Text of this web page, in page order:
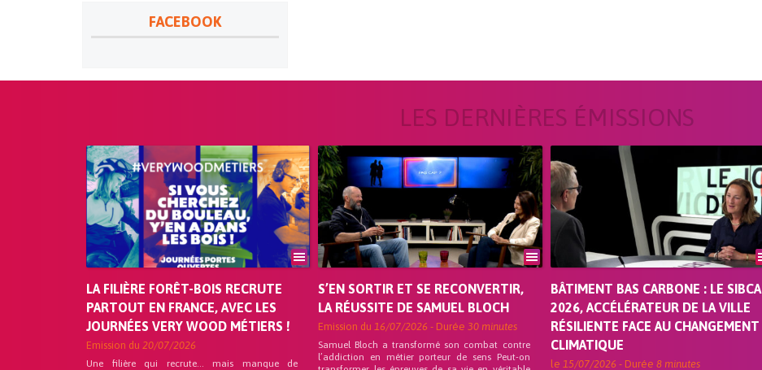
FACEBOOK
LES DERNIÈRES ÉMISSIONS
LA FILIÈRE FORÊT-BOIS RECRUTE
PARTOUT EN FRANCE, AVEC LES
JOURNÉES VERY WOOD MÉTIERS !
Emission du 20/07/2026
Une filière qui recrute… mais manque de
S’EN SORTIR ET SE RECONVERTIR,
LA RÉUSSITE DE SAMUEL BLOCH
Emission du16/07/2026 - Durée30 minutes
Samuel Bloch a transformé son combat contre
l’addiction en métier porteur de sens Peut-on
BÂTIMENT BAS CARBONE : LE SIBCA
2026, ACCÉLÉRATEUR DE LA VILLE
RÉSILIENTE FACE AU CHANGEMENT
CLIMATIQUE
le 15/07/2026 - Durée 8 minutes